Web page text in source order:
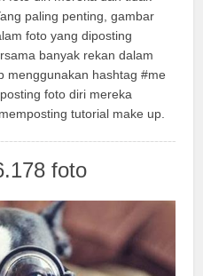
paling penting, gambar
foto yang diposting
banyak rekan dalam
menggunakan hashtag #me
foto diri mereka
tutorial make up.
foto